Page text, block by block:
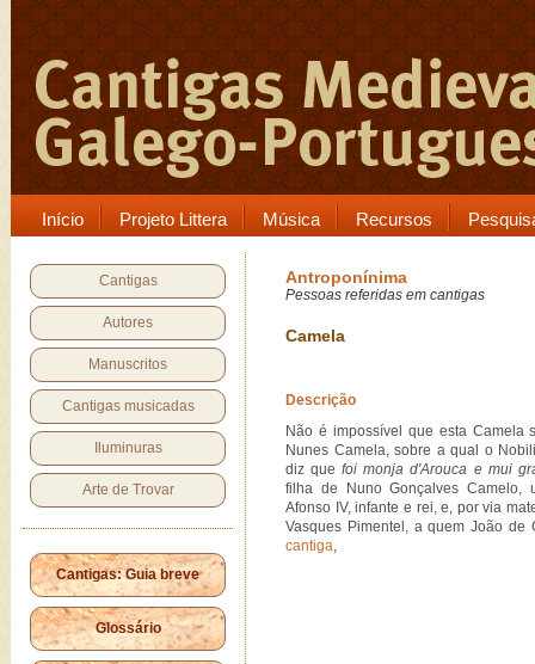
Início Projeto Littera Música Recursos
Cantigas
Autores
Manuscritos
Cantigas musicadas
Iluminuras
Arte de Trovar
Cantigas: Guia breve
Glossário
Antroponínima
Pessoas referidas em cantigas
Camela
Descrição
Não é impossível que esta Camela
Nunes Camela, sobre a qual o
diz quefoi monja d'Arouca e mui
filha de Nuno Gonçalves Camelo,
Afonso IV, infante e rei, e, por via
Vasques Pimentel, a quem João
cantiga,